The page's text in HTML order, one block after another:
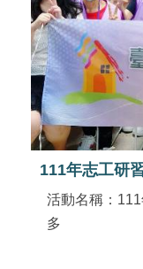
111年志工研
活動名稱：111
多